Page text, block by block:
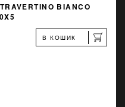
BIANCO
В КОШИК